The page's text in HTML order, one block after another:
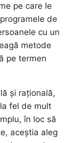
pe care le
de
cu un
metode
pe termen
și rațională,
fel de mult
în loc să
aceștia aleg